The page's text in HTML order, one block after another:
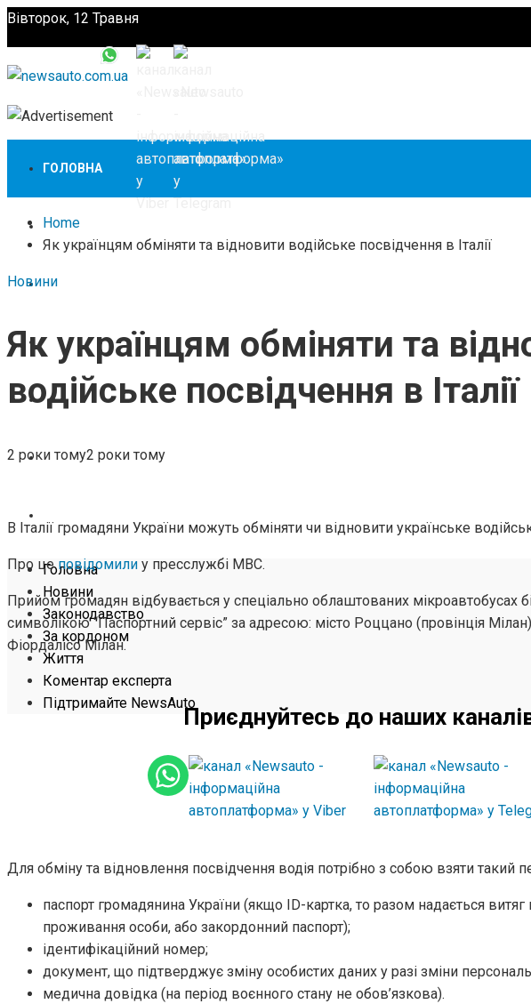
Вівторок, 12 Травня
ГОЛОВНА
НОВИНИ
ЗАКОНОДАВСТВО
ЗА КОРДОНОМ
ЖИТТЯ
КОМЕНТАР ЕКСПЕРТА
Головна
Новини
Законодавство
За кордоном
Життя
Коментар експерта
Підтримайте NewsAuto
Home
Як українцям обміняти та відновити водійське посвідчення в Італії
Новини
Як українцям обміняти та
водійське посвідчення в Італії
2 роки тому2 роки тому
В Італії громадяни України можуть обміняти чи відновити українське
Про цеповідомили у пресслужбі МВС.
Прийом громадян відбувається у спеціально облаштованих мікроавтобусах
символікою “Паспортний сервіс” за адресою: місто Роццано (провінція
Фіордалісо Мілан.
Приєднуйтесь до наших
Для обміну та відновлення посвідчення водія потрібно з собою взяти такий
паспорт громадянина України (якщо ID-картка, то разом надається
проживання особи, або закордонний паспорт);
ідентифікаційний номер;
документ, що підтверджує зміну особистих даних у разі зміни
медична довідка (на період воєнного стану не обов’язкова).